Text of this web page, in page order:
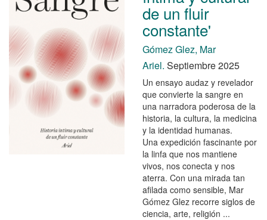
de un fluir
constante'
Gómez Glez, Mar
Ariel. Septiembre 2025
Un ensayo audaz y revelador
que convierte la sangre en
una narradora poderosa de la
historia, la cultura, la medicina
y la identidad humanas.
Una expedición fascinante por
la linfa que nos mantiene
vivos, nos conecta y nos
aterra. Con una mirada tan
afilada como sensible, Mar
Gómez Glez recorre siglos de
ciencia, arte, religión ...